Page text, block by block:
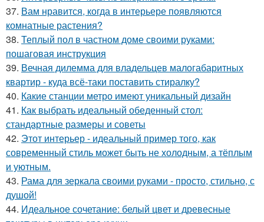
37. Вам нравится, когда в интерьере появляются
комнатные растения?
38. Теплый пол в частном доме своими руками:
пошаговая инструкция
39. Вечная дилемма для владельцев малогабаритных
квартир - куда всё-таки поставить стиралку?
40. Какие станции метро имеют уникальный дизайн
41. Как выбрать идеальный обеденный стол:
стандартные размеры и советы
42. Этот интерьер - идеальный пример того, как
современный стиль может быть не холодным, а тёплым
и уютным.
43. Рама для зеркала своими руками - просто, стильно, с
душой!
44. Идеальное сочетание: белый цвет и древесные